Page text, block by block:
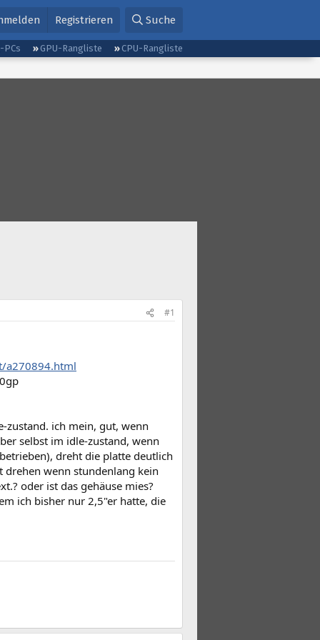
Registrieren Suche
PCs GPU-Rangliste
CPU-Rangliste
#1
a270894.html
zustand. ich mein, gut, wenn
selbst im idle-zustand, wenn
dreht die platte deutlich
wenn stundenlang kein
oder ist das gehäuse mies?
ich bisher nur 2,5"er hatte, die